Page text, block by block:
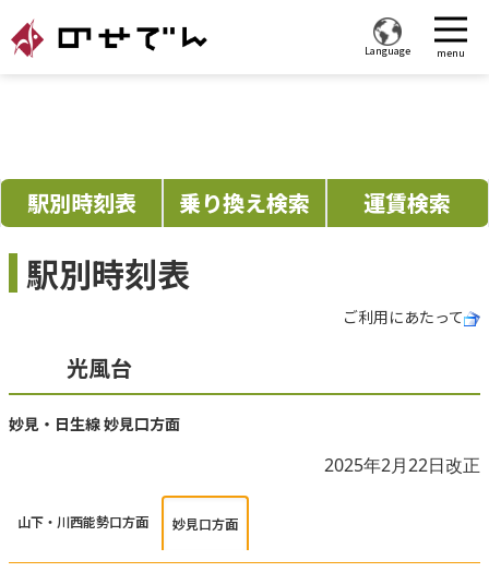
Language menu
乗車券
沿線おでかけ
会社情報
駅別時刻表 乗り換え検索 運賃検索
駅別時刻表
ご利用にあたって
光風台
妙見・日生線 妙見口方面
2025年2月22日改正
山下・川西能勢口方面 妙見口方面